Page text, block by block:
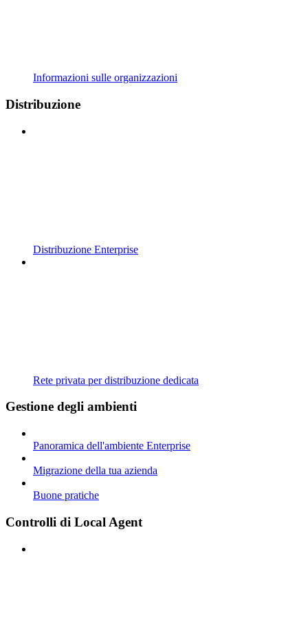
Informazioni sulle organizzazioni
Distribuzione
Distribuzione Enterprise
Rete privata per distribuzione dedicata
Gestione degli ambienti
Panoramica dell'ambiente Enterprise
Migrazione della tua azienda
Buone pratiche
Controlli di Local Agent